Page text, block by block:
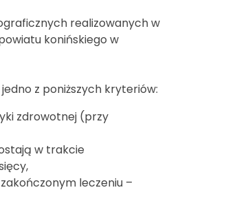
realizowanych w
konińskiego w
z poniższych kryteriów:
zdrowotnej (przy
w trakcie
leczeniu –